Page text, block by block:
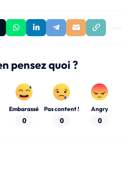
pensez quoi ?
Embarassé
0
Pas content !
0
Angry
0